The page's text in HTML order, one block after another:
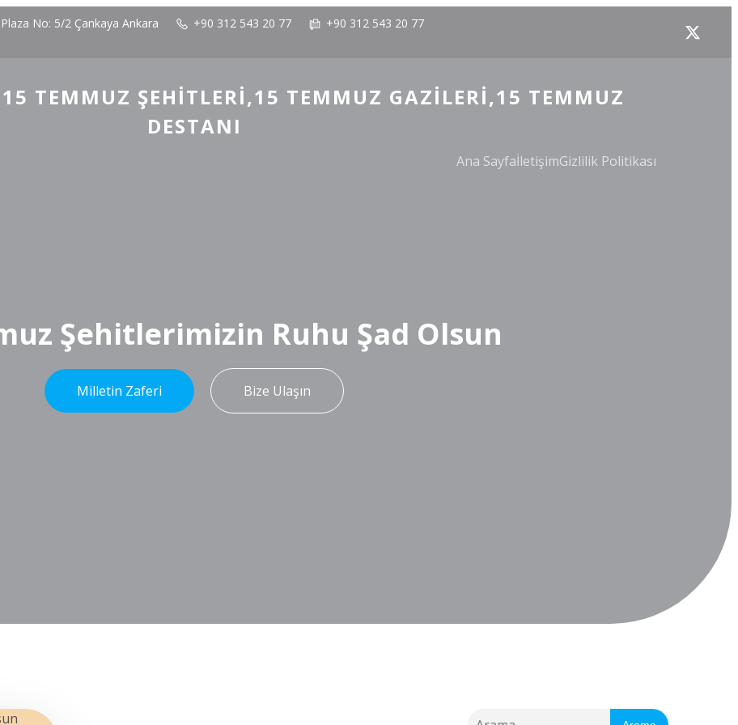
No: 5/2 Çankaya Ankara +90 312 543 20 77
+90 312 543 20 77
TEMMUZ ŞEHITLERI,15 TEMMUZ GAZILERI,15 TEMMUZ
DESTANI
Ana SayfaİletişimGizlilik Politikası
Şehitlerimizin Ruhu Şad Olsun
Milletin Zaferi Bize Ulaşın